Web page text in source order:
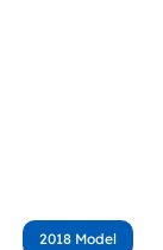
2018 Model